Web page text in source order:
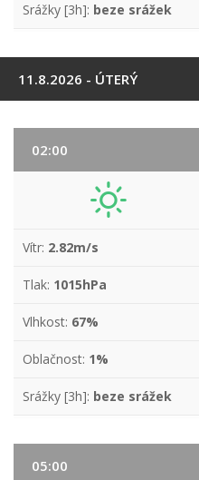
Srážky [3h]: beze srážek
11.8.2026 - ÚTERÝ
02:00
Vítr: 2.82m/s
Tlak: 1015hPa
Vlhkost: 67%
Oblačnost: 1%
Srážky [3h]: beze srážek
05:00